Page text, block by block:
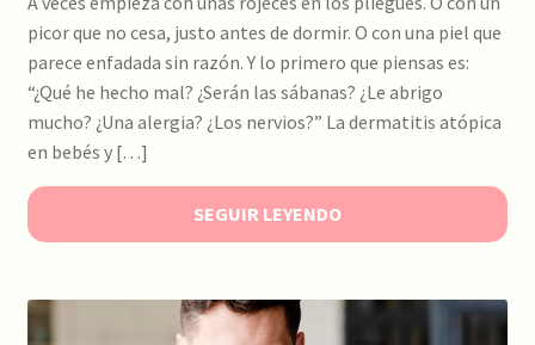
picor que no cesa, justo antes de dormir. O con una piel que
parece enfadada sin razón. Y lo primero que piensas es:
“¿Qué he hecho mal? ¿Serán las sábanas? ¿Le abrigo
mucho? ¿Una alergia? ¿Los nervios?” La dermatitis atópica
en bebés y […]
SEGUIR LEYENDO